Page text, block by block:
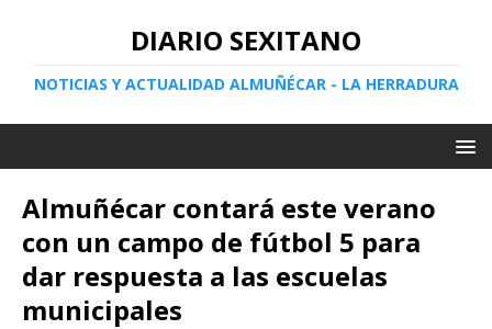
DIARIO SEXITANO
NOTICIAS Y ACTUALIDAD ALMUÑÉCAR - LA HERRADURA
Almuñécar contará este verano
con un campo de fútbol 5 para
dar respuesta a las escuelas
municipales